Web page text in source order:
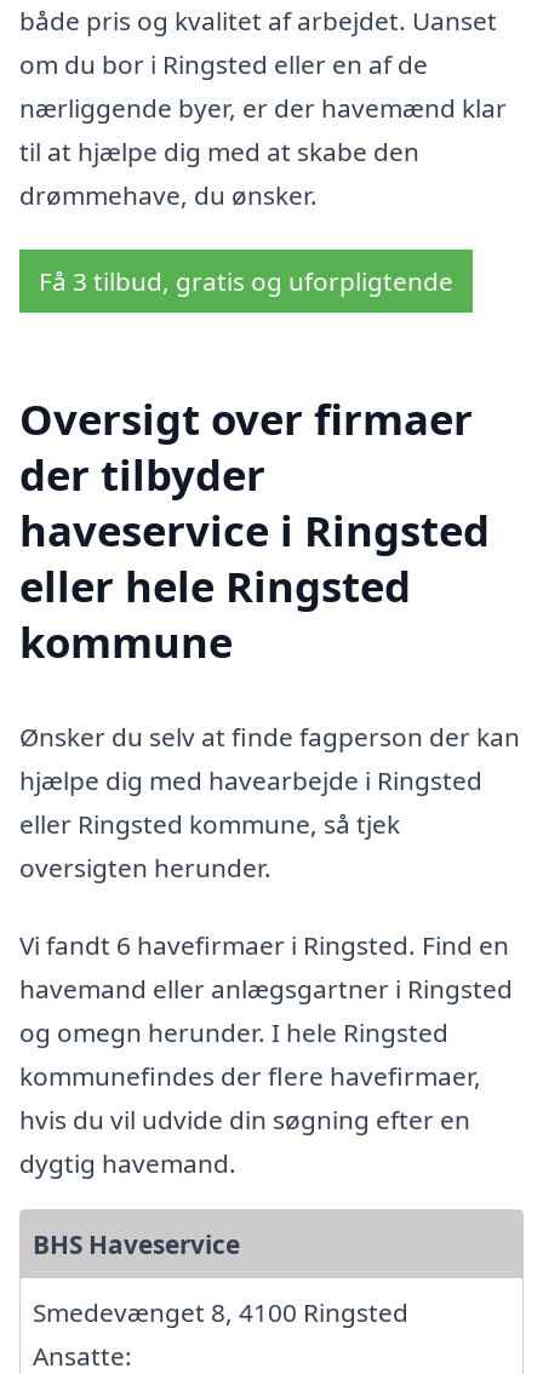
både pris og kvalitet af arbejdet. Uanset
om du bor i Ringsted eller en af de
nærliggende byer, er der havemænd klar
til at hjælpe dig med at skabe den
drømmehave, du ønsker.
Få 3 tilbud, gratis og uforpligtende
Oversigt over firmaer
der tilbyder
haveservice i Ringsted
eller hele Ringsted
kommune
Ønsker du selv at finde fagperson der kan
hjælpe dig med havearbejde i Ringsted
eller Ringsted kommune, så tjek
oversigten herunder.
Vi fandt 6 havefirmaer i Ringsted. Find en
havemand eller anlægsgartner i Ringsted
og omegn herunder. I hele Ringsted
kommunefindes der flere havefirmaer,
hvis du vil udvide din søgning efter en
dygtig havemand.
BHS Haveservice
Smedevænget 8, 4100 Ringsted
Ansatte: